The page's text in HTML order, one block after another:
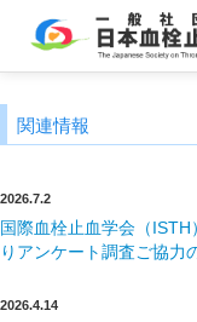
学会概要
学会誌
診療 ガイドライン
用語集
関連情報
2026.7.2
国際血栓止血学会（ISTH
りアンケート調査ご協力
2026.4.14